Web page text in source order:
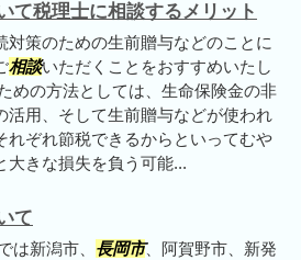
て税理士に相談するメリット
対策のための生前贈与などのことに
相談いただくことをおすすめいたし
めの方法としては、生命保険金の非
活用、そして生前贈与などが使われ
れぞれ節税できるからといってむや
大きな損失を負う可能...
て
は新潟市、 長岡市、阿賀野市、新発